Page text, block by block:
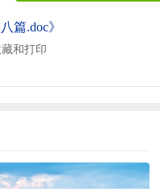
篇.doc》
和打印